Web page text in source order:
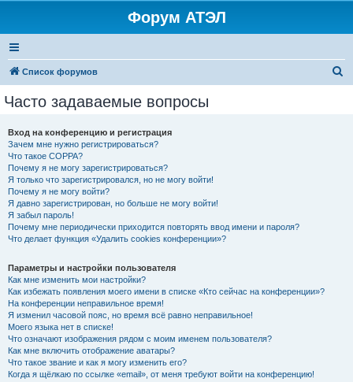
Форум АТЭЛ
Список форумов
Часто задаваемые вопросы
Вход на конференцию и регистрация
Зачем мне нужно регистрироваться?
Что такое COPPA?
Почему я не могу зарегистрироваться?
Я только что зарегистрировался, но не могу войти!
Почему я не могу войти?
Я давно зарегистрирован, но больше не могу войти!
Я забыл пароль!
Почему мне периодически приходится повторять ввод имени и пароля?
Что делает функция «Удалить cookies конференции»?
Параметры и настройки пользователя
Как мне изменить мои настройки?
Как избежать появления моего имени в списке «Кто сейчас на конференции»?
На конференции неправильное время!
Я изменил часовой пояс, но время всё равно неправильное!
Моего языка нет в списке!
Что означают изображения рядом с моим именем пользователя?
Как мне включить отображение аватары?
Что такое звание и как я могу изменить его?
Когда я щёлкаю по ссылке «email», от меня требуют войти на конференцию!